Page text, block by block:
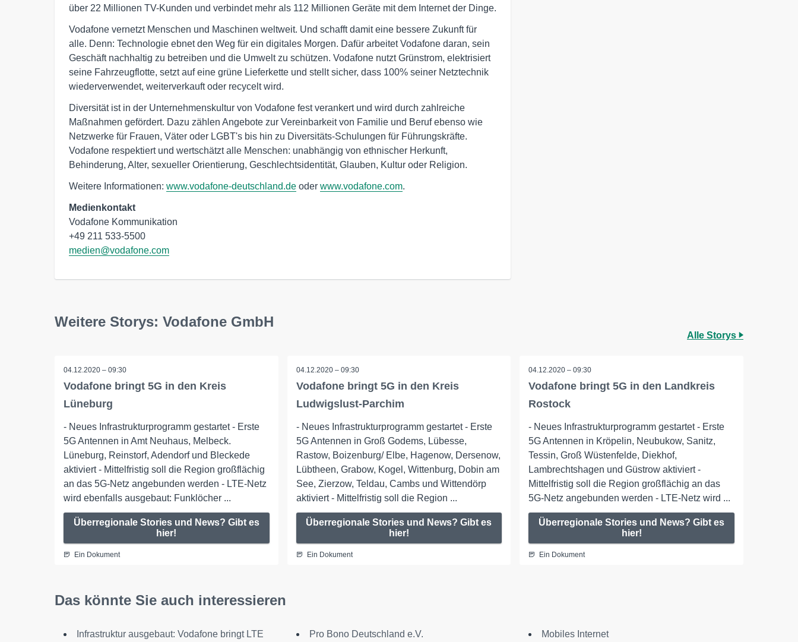
über 22 Millionen TV-Kunden und verbindet mehr als 112 Millionen Geräte mit dem Internet der Dinge.
Vodafone vernetzt Menschen und Maschinen weltweit. Und schafft damit eine bessere Zukunft für
alle. Denn: Technologie ebnet den Weg für ein digitales Morgen. Dafür arbeitet Vodafone daran, sein
Geschäft nachhaltig zu betreiben und die Umwelt zu schützen. Vodafone nutzt Grünstrom, elektrisiert
seine Fahrzeugflotte, setzt auf eine grüne Lieferkette und stellt sicher, dass 100% seiner Netztechnik
wiederverwendet, weiterverkauft oder recycelt wird.
Diversität ist in der Unternehmenskultur von Vodafone fest verankert und wird durch zahlreiche
Maßnahmen gefördert. Dazu zählen Angebote zur Vereinbarkeit von Familie und Beruf ebenso wie
Netzwerke für Frauen, Väter oder LGBT's bis hin zu Diversitäts-Schulungen für Führungskräfte.
Vodafone respektiert und wertschätzt alle Menschen: unabhängig von ethnischer Herkunft,
Behinderung, Alter, sexueller Orientierung, Geschlechtsidentität, Glauben, Kultur oder Religion.
Weitere Informationen: www.vodafone-deutschland.de oder www.vodafone.com.
Medienkontakt
Vodafone Kommunikation
medien@vodafone.com
Weitere Storys: Vodafone GmbH
Alle Storys
04.12.2020 – 09:30
Vodafone bringt 5G in den Kreis
Lüneburg
- Neues Infrastrukturprogramm gestartet - Erste
5G Antennen in Amt Neuhaus, Melbeck.
Lüneburg, Reinstorf, Adendorf und Bleckede
aktiviert - Mittelfristig soll die Region großflächig
an das 5G-Netz angebunden werden - LTE-Netz
wird ebenfalls ausgebaut: Funklöcher ...
Überregionale Stories und News? Gibt es
hier!
Ein Dokument
04.12.2020 – 09:30
Vodafone bringt 5G in den Kreis
Ludwigslust-Parchim
- Neues Infrastrukturprogramm gestartet - Erste
5G Antennen in Groß Godems, Lübesse,
Rastow, Boizenburg/ Elbe, Hagenow, Dersenow,
Lübtheen, Grabow, Kogel, Wittenburg, Dobin am
See, Zierzow, Teldau, Cambs und Wittendörp
aktiviert - Mittelfristig soll die Region ...
Überregionale Stories und News? Gibt es
hier!
Ein Dokument
04.12.2020 – 09:30
Vodafone bringt 5G in den Landkreis
Rostock
- Neues Infrastrukturprogramm gestartet - Erste
5G Antennen in Kröpelin, Neubukow, Sanitz,
Tessin, Groß Wüstenfelde, Diekhof,
Lambrechtshagen und Güstrow aktiviert -
Mittelfristig soll die Region großflächig an das
5G-Netz angebunden werden - LTE-Netz wird ...
Überregionale Stories und News? Gibt es
hier!
Ein Dokument
Das könnte Sie auch interessieren
Infrastruktur ausgebaut: Vodafone bringt LTE Pro Bono Deutschland e.V. Mobiles Internet